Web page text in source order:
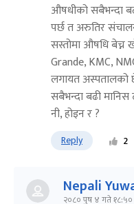
औषधीको सबैभन्दा
पर्छ त अरुतिर
सस्तोमा औषधि बेच्न
Grande, KMC,
लगायत अस्पतालको
सबैभन्दा बढी
नी, होइन र ?
Reply 2
Nepali
२०८० पुष ४ गते १८:५०